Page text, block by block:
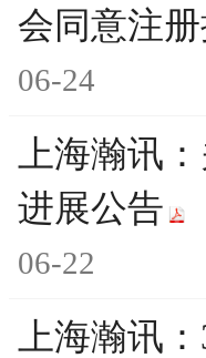
会同意注
06-24
上海瀚讯
进展公告
06-22
上海瀚讯